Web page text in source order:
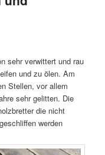
sehr verwittert und rau
und zu ölen. Am
Stellen, vor allem
sehr gelitten. Die
die nicht
werden